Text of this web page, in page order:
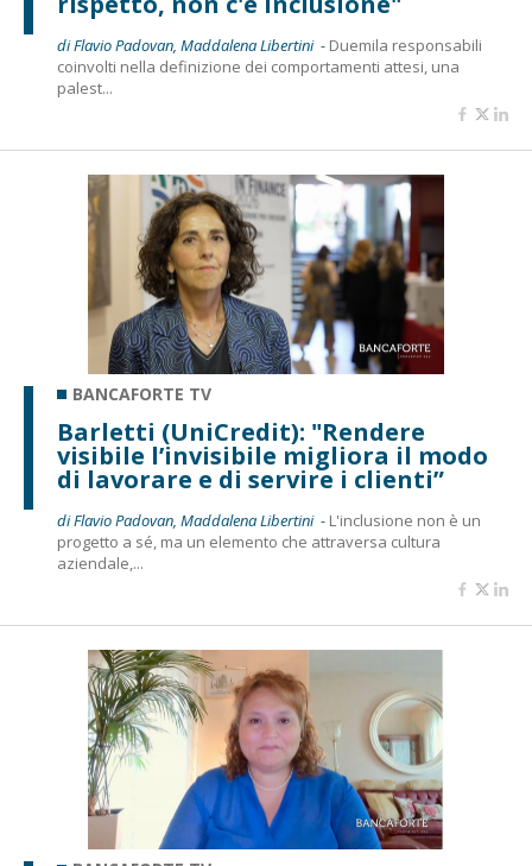
di Flavio Padovan, Maddalena Libertini - Duemila responsabili
coinvolti nella definizione dei comportamenti attesi, una
palest...
BANCAFORTE TV
Barletti (UniCredit): "Rendere
visibile l’invisibile migliora il modo
di lavorare e di servire i clienti”
di Flavio Padovan, Maddalena Libertini - L'inclusione non è un
progetto a sé, ma un elemento che attraversa cultura
aziendale,...